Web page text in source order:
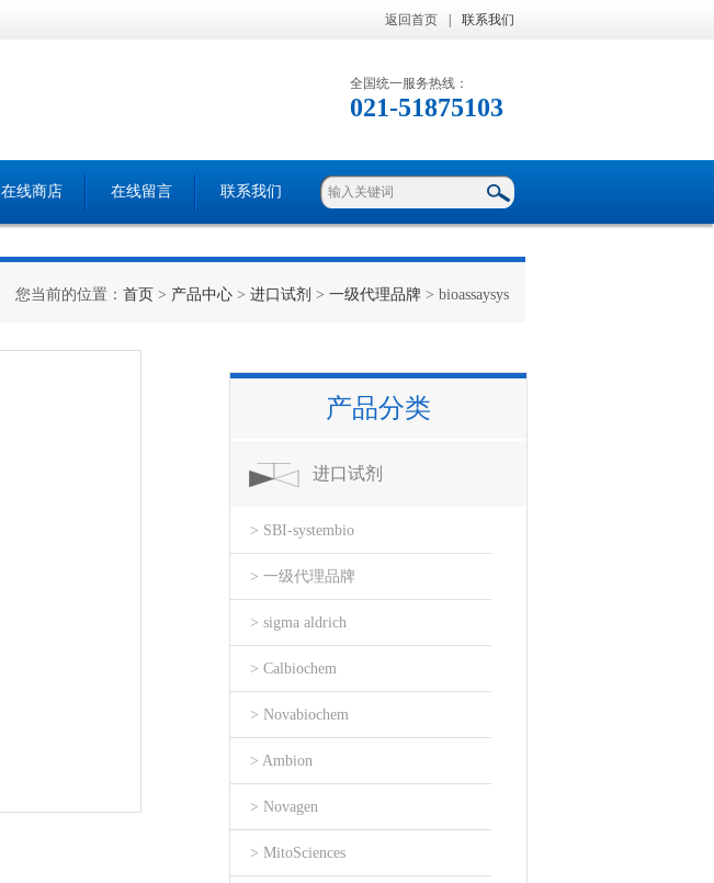
返回首页 联系我们
全国统一服务热线：
021-51875103
在线商店 在线留言 联系我们
您当前的位置： 首页 > 产品中心 > 进口试剂 > 一级代理品牌 > bioassaysys
产品分类
进口试剂
> SBI-systembio
> 一级代理品牌
> sigma aldrich
> Calbiochem
> Novabiochem
> Ambion
> Novagen
> MitoSciences